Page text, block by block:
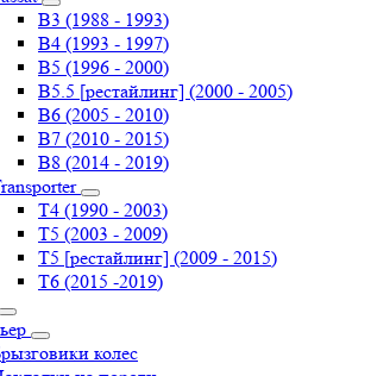
B3 (1988 - 1993)
B4 (1993 - 1997)
B5 (1996 - 2000)
B5.5 [рестайлинг] (2000 - 2005)
B6 (2005 - 2010)
B7 (2010 - 2015)
B8 (2014 - 2019)
Т4 (1990 - 2003)
Т5 (2003 - 2009)
Т5 [рестайлинг] (2009 - 2015)
Т6 (2015 -2019)
колес